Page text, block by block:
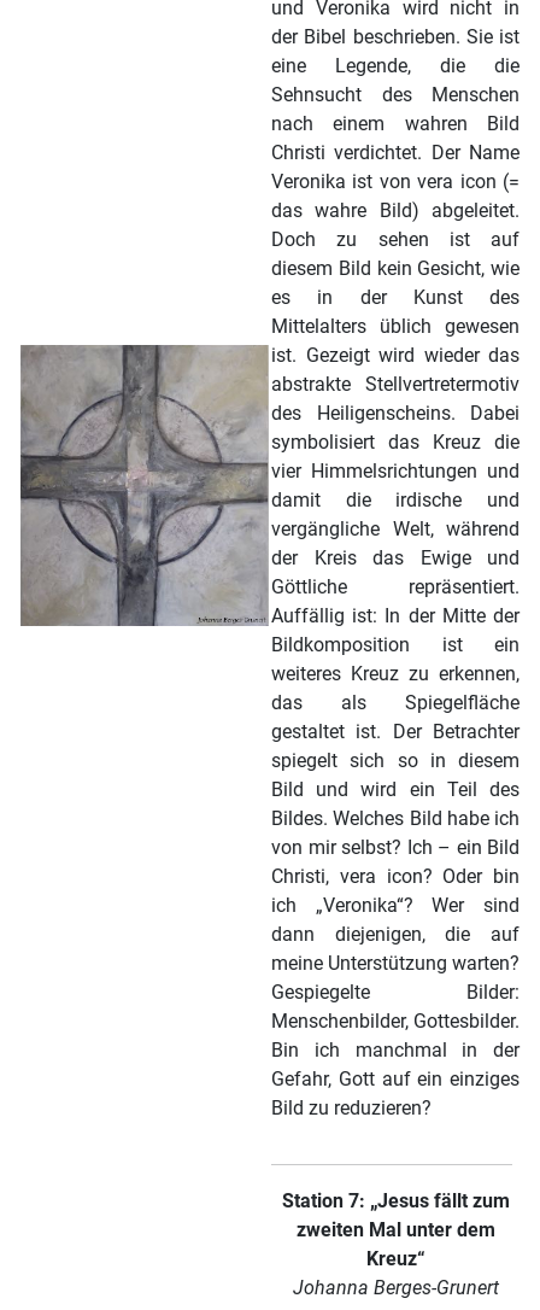
und Veronika wird nicht in
der Bibel beschrieben. Sie ist
eine Legende, die die
Sehnsucht des Menschen
nach einem wahren Bild
Christi verdichtet. Der Name
Veronika ist von vera icon (=
das wahre Bild) abgeleitet.
Doch zu sehen ist auf
diesem Bild kein Gesicht, wie
es in der Kunst des
Mittelalters üblich gewesen
ist. Gezeigt wird wieder das
abstrakte Stellvertretermotiv
des Heiligenscheins. Dabei
symbolisiert das Kreuz die
vier Himmelsrichtungen und
damit die irdische und
vergängliche Welt, während
der Kreis das Ewige und
Göttliche repräsentiert.
Auffällig ist: In der Mitte der
Bildkomposition ist ein
weiteres Kreuz zu erkennen,
das als Spiegelfläche
gestaltet ist. Der Betrachter
spiegelt sich so in diesem
Bild und wird ein Teil des
Bildes. Welches Bild habe ich
von mir selbst? Ich – ein Bild
Christi, vera icon? Oder bin
ich „Veronika“? Wer sind
dann diejenigen, die auf
meine Unterstützung warten?
Gespiegelte Bilder:
Menschenbilder, Gottesbilder.
Bin ich manchmal in der
Gefahr, Gott auf ein einziges
Bild zu reduzieren?
Station 7: „Jesus fällt zum
zweiten Mal unter dem
Kreuz“
Johanna Berges-Grunert